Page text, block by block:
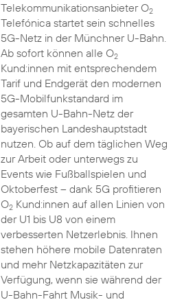
Telekommunikationsanbieter O2
Telefónica startet sein schnelles
5G-Netz in der Münchner U-Bahn.
Ab sofort können alle O2
Kund:innen mit entsprechendem
Tarif und Endgerät den modernen
5G-Mobilfunkstandard im
gesamten U-Bahn-Netz der
bayerischen Landeshauptstadt
nutzen. Ob auf dem täglichen Weg
zur Arbeit oder unterwegs zu
Events wie Fußballspielen und
Oktoberfest – dank 5G profitieren
O2Kund:innen auf allen Linien von
der U1 bis U8 von einem
verbesserten Netzerlebnis. Ihnen
stehen höhere mobile Datenraten
und mehr Netzkapazitäten zur
Verfügung, wenn sie während der
U-Bahn-Fahrt Musik- und